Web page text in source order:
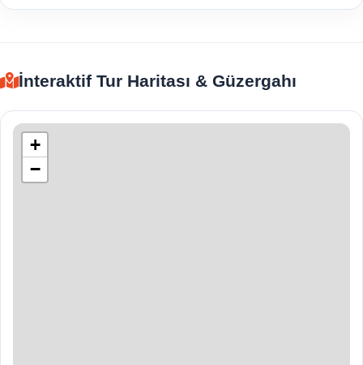
İnteraktif Tur Haritası & Güzergahı
+
−